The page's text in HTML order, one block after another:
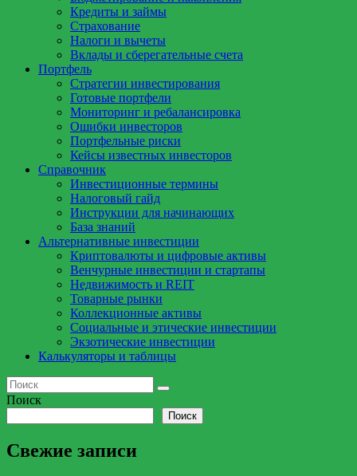
Кредиты и займы
Страхование
Налоги и вычеты
Вклады и сберегательные счета
Портфель
Стратегии инвестирования
Готовые портфели
Мониторинг и ребалансировка
Ошибки инвесторов
Портфельные риски
Кейсы известных инвесторов
Справочник
Инвестиционные термины
Налоговый гайд
Инструкции для начинающих
База знаний
Альтернативные инвестиции
Криптовалюты и цифровые активы
Венчурные инвестиции и стартапы
Недвижимость и REIT
Товарные рынки
Коллекционные активы
Социальные и этические инвестиции
Экзотические инвестиции
Калькуляторы и таблицы
Поиск
Поиск
Свежие записи